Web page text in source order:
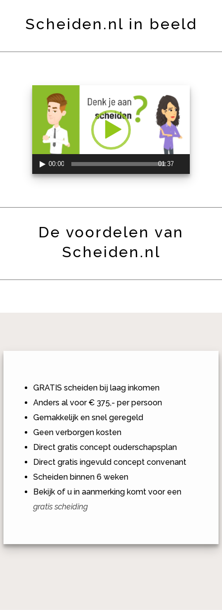
Scheiden.nl in beeld
Videospeler
00:00 01:37
De voordelen van
Scheiden.nl
GRATIS scheiden bij laag inkomen
Anders al voor € 375,- per persoon
Gemakkelijk en snel geregeld
Geen verborgen kosten
Direct gratis concept ouderschapsplan
Direct gratis ingevuld concept convenant
Scheiden binnen 6 weken
Bekijk of u in aanmerking komt voor een
gratis scheiding